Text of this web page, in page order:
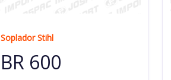
Soplador Stihl
BR 600